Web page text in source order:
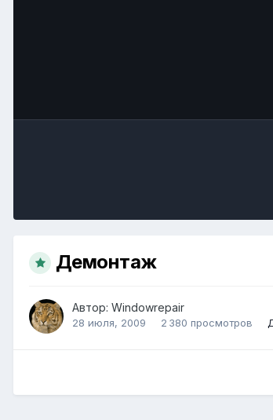
Демонтаж
Автор: Windowrepair
28 июля, 2009 2 380 просмотров